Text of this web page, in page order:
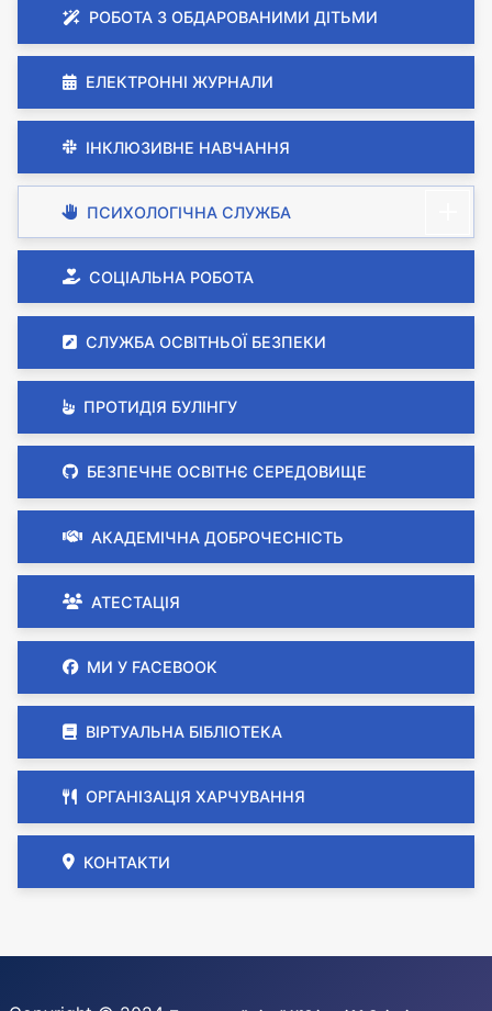
РОБОТА З ОБДАРОВАНИМИ ДІТЬМИ
ЕЛЕКТРОННІ ЖУРНАЛИ
ІНКЛЮЗИВНЕ НАВЧАННЯ
ПСИХОЛОГІЧНА СЛУЖБА
СОЦІАЛЬНА РОБОТА
СЛУЖБА ОСВІТНЬОЇ БЕЗПЕКИ
ПРОТИДІЯ БУЛІНГУ
БЕЗПЕЧНЕ ОСВІТНЄ СЕРЕДОВИЩЕ
АКАДЕМІЧНА ДОБРОЧЕСНІСТЬ
АТЕСТАЦІЯ
МИ У FACEBOOK
ВІРТУАЛЬНА БІБЛІОТЕКА
ОРГАНІЗАЦІЯ ХАРЧУВАННЯ
КОНТАКТИ